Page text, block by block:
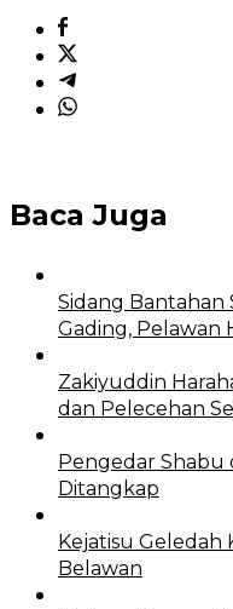
Baca Juga
Sidang Bantahan
Gading, Pelawan
Zakiyuddin
dan Pelecehan
Pengedar Shabu
Ditangkap
Kejatisu Geledah
Belawan